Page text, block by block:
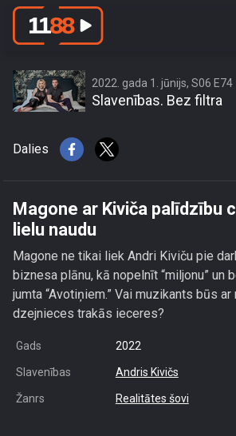
Magone ar Kiviča
2022. gada 1. jūnijs, S06 E74
Slavenības. Bez filtra
Dalies
Magone ar Kiviča palīdzību
lielu naudu
Magone ne tikai liek Andri Kiviču pie
biznesa plānu, kā nopelnīt “miljonu” un
jumta “Avotiņiem.” Vai muzikants būs
dzejnieces trakās ieceres?
Gads 2022
Slavenības Andris Kivičs
Žanrs Realitātes šovi